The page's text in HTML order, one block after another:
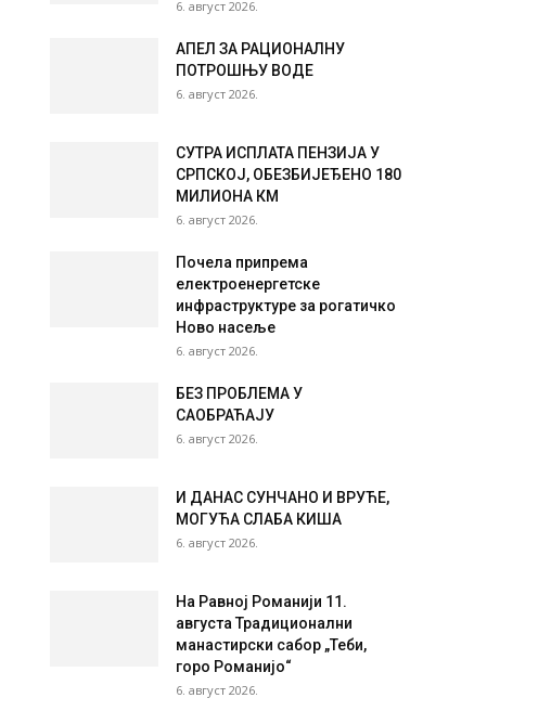
6. август 2026.
АПЕЛ ЗА РАЦИОНАЛНУ
ПОТРОШЊУ ВОДЕ
6. август 2026.
СУТРА ИСПЛАТА ПЕНЗИЈА У
СРПСКОЈ, ОБЕЗБИЈЕЂЕНО 180
МИЛИОНА КМ
6. август 2026.
Почела припрема
електроенергетске
инфраструктуре за рогатичко
Ново насеље
6. август 2026.
БЕЗ ПРОБЛЕМА У
САОБРАЋАЈУ
6. август 2026.
И ДАНАС СУНЧАНО И ВРУЋЕ,
МОГУЋА СЛАБА КИША
6. август 2026.
На Равној Романији 11.
августа Традиционални
манастирски сабор „Теби,
горо Романијо“
6. август 2026.